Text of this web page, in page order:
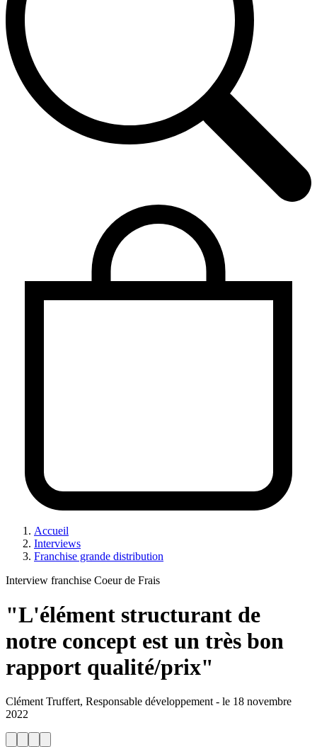
Accueil
Interviews
Franchise grande distribution
Interview franchise Coeur de Frais
"L'élément structurant de
notre concept est un très bon
rapport qualité/prix"
Clément Truffert, Responsable développement- le 18 novembre
2022